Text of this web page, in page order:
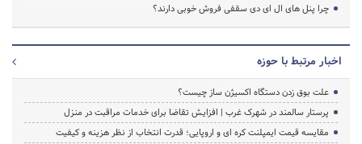
چرا پنل های ال ای دی سقفی فروش خوبی دارند؟
اخبار مرتبط با حوزه
علت بوق زدن دستگاه اکسیژن ساز چیست؟
پرستار سالمند در شهرک غرب | افزایش تقاضا برای خدمات مراقبت در منزل
مقایسه قیمت ایمپلنت کره ای و اروپایی؛ قدرت انتخاب از نظر هزینه و کیفیت